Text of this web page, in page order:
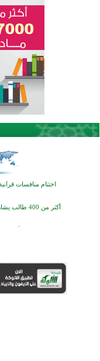
اختتام الدورة
تيسليتش تختتم برنامجا
اختتام منافسات قرآنية
أكثر من 400 طالب يشاركون في مسابقة المعلومات الإسلامية بأستراليا
افتتاح تاريخي لأول
أكبر مشروع إسلامي في ريف